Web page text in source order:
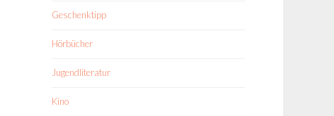
Geschenktipp
Hörbücher
Jugendliteratur
Kino